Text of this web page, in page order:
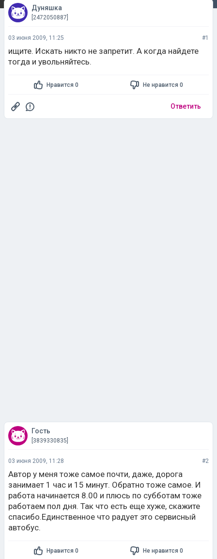
Дуняшка
[2472050887]
03 июня 2009, 11:25 #1
ищите. Искать никто не запретит. А когда найдете
тогда и увольняйтесь.
Нравится 0 Не нравится 0
Ответить
Гость
[3839330835]
03 июня 2009, 11:28 #2
Автор у меня тоже самое почти, даже, дорога
занимает 1 час и 15 минут. Обратно тоже самое. И
работа начинается 8.00 и плюсь по субботам тоже
работаем пол дня. Так что есть еще хуже, скажите
спасибо.Единственное что радует это сервисный
автобус.
Нравится 0 Не нравится 0